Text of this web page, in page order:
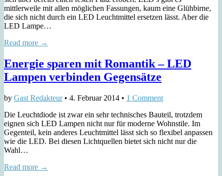
mittlerweile mit allen möglichen Fassungen, kaum eine Glühbirne,
die sich nicht durch ein LED Leuchtmittel ersetzen lässt. Aber die
LED Lampe…
Read more →
Energie sparen mit Romantik – LED
Lampen verbinden Gegensätze
by Gast Redakteur• 4. Februar 2014 • 1 Comment
Die Leuchtdiode ist zwar ein sehr technisches Bauteil, trotzdem
eignen sich LED Lampen nicht nur für moderne Wohnstile. Im
Gegenteil, kein anderes Leuchtmittel lässt sich so flexibel anpassen
wie die LED. Bei diesen Lichtquellen bietet sich nicht nur die
Wahl…
Read more →